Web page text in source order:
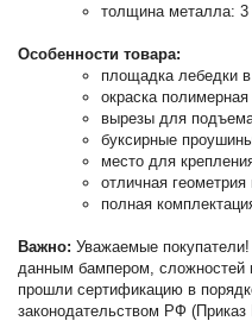
толщина металла:
Особенности товара:
площадка лебедки
окраска полимерная
вырезы для
буксирные
место для
отличная
полная
Важно: Уважаемые
данным бампером, сложностей
прошли сертификацию в
законодательством РФ